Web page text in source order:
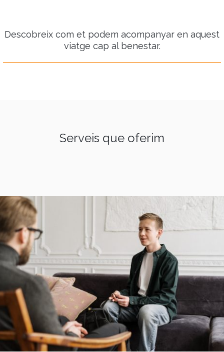
Descobreix com et podem acompanyar en aquest
viatge cap al benestar.
Serveis que oferim